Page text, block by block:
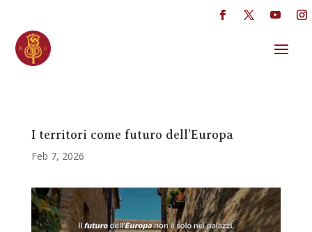
I territori come futuro dell’Europa
Feb 7, 2026